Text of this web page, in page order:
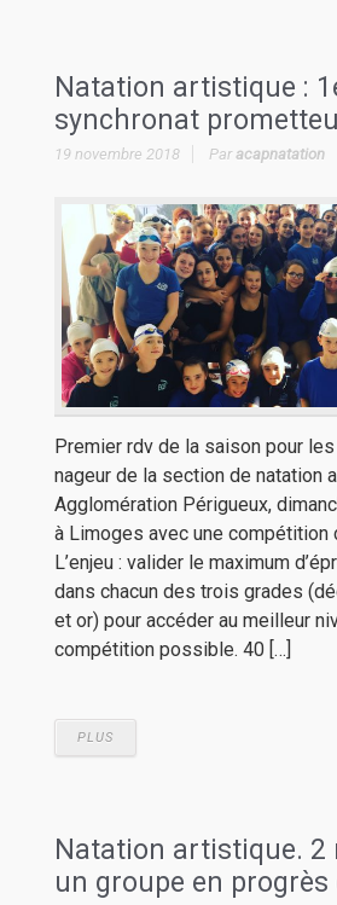
Natation artistique :
synchronat
19 novembre 2018 Paracapnatation
Premier rdv de la saison pour
nageur de la section de natation
Agglomération Périgueux,
à Limoges avec une compétition
L’enjeu : valider le maximum
dans chacun des trois grades
et or) pour accéder au meilleur
compétition possible. 40 […]
PLUS
Natation artistique. 2
un groupe en